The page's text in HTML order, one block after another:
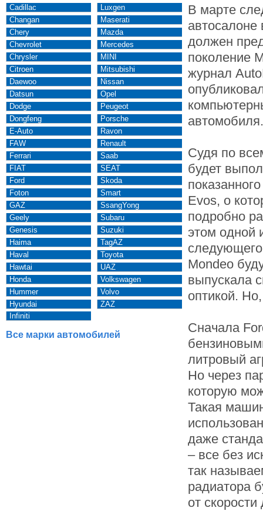
Cadillac
Changan
Chery
Chevrolet
Chrysler
Citroen
Daewoo
Datsun
Dodge
Dongfeng
E-Auto
FAW
Ferrari
FIAT
Ford
Foton
GAZ
Geely
Genesis
Haima
Haval
Hawtai
Honda
Hummer
Hyundai
Infiniti
Luxgen
Maserati
Mazda
Mercedes
MINI
Mitsubishi
Nissan
Opel
Peugeot
Porsche
Ravon
Renault
Saab
SEAT
Skoda
Smart
SsangYong
Subaru
Suzuki
TagAZ
Toyota
UAZ
Volkswagen
Volvo
ZAZ
Все марки автомобилей
В марте
должен
поколение
журнал
автомобиля.
Судя по
будет
Evos, о
подробно
этом одной
Mondeo
выпускала
оптикой.
Сначала
литровый
Но через
которую
Такая
даже
– все без
так
радиатора
от